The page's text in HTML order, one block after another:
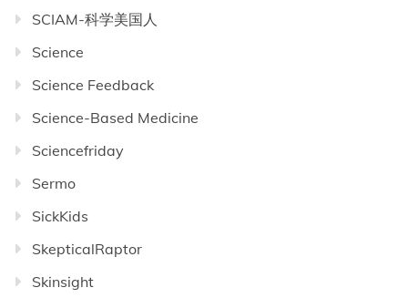
SCIAM-科学美国人
Science
Science Feedback
Science-Based Medicine
Sciencefriday
Sermo
SickKids
SkepticalRaptor
Skinsight